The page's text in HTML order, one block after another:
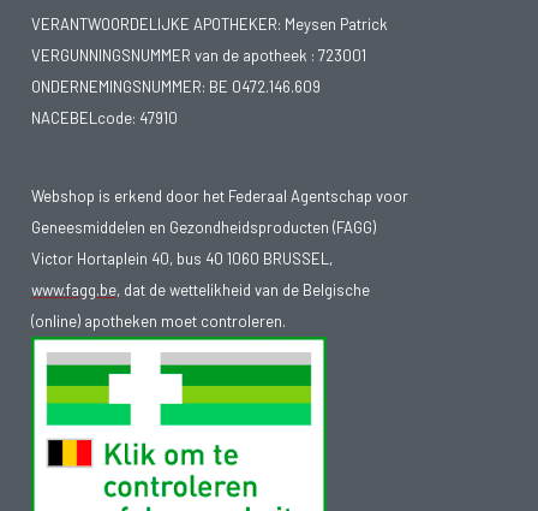
VERANTWOORDELIJKE APOTHEKER: Meysen Patrick
VERGUNNINGSNUMMER van de apotheek : 723001
ONDERNEMINGSNUMMER: BE 0472.146.609
NACEBELcode: 47910
Webshop is erkend door het Federaal Agentschap voor
Geneesmiddelen en Gezondheidsproducten (FAGG)
Victor Hortaplein 40, bus 40 1060 BRUSSEL,
www.fagg.be, dat de wettelikheid van de Belgische
(online) apotheken moet controleren.